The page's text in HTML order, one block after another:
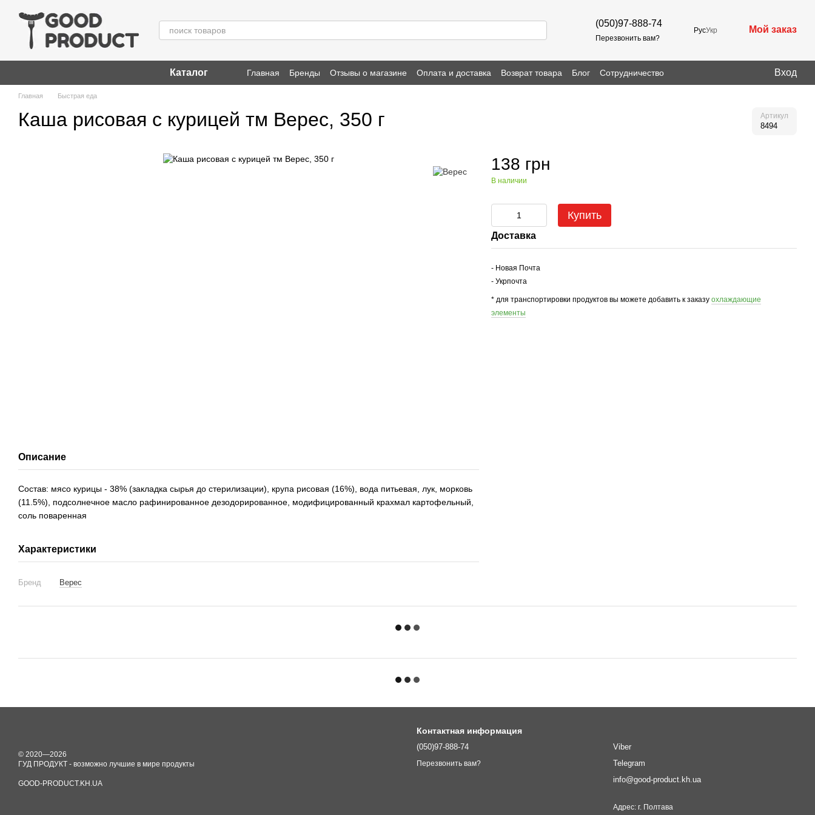
(050)97-888-74
Перезвонить вам?
РусУкр Мой заказ
Каталог Главная Бренды Отзывы о магазине Оплата и доставка Возврат товара Блог Сотрудничество Вход
Главная Быстрая еда
Каша рисовая с курицей тм Верес, 350 г Артикул
8494
Описание
Состав: мясо курицы - 38% (закладка сырья до стерилизации), крупа рисовая (16%), вода питьевая, лук, морковь
(11.5%), подсолнечное масло рафинированное дезодорированное, модифицированный крахмал картофельный,
соль поваренная
Характеристики
Бренд Верес
138 грн
В наличии
Купить
Доставка
- Новая Почта
- Укрпочта
* для транспортировки продуктов вы можете добавить к заказуохлаждающие
элементы
© 2020—2026
ГУД ПРОДУКТ - возможно лучшие в мире продукты
GOOD-PRODUCT.KH.UA
Контактная информация
(050)97-888-74
Перезвонить вам?
Viber
Telegram
info@good-product.kh.ua
Адрес: г. Полтава